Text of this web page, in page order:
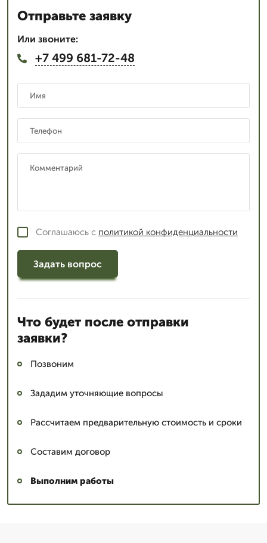
Отправьте заявку
Или звоните:
+7 499 681-72-48
Соглашаюсь с политикой конфиденциальности
Задать вопрос
Что будет после отправки
заявки?
Позвоним
Зададим уточняющие вопросы
Рассчитаем предварительную стоимость и сроки
Составим договор
Выполним работы